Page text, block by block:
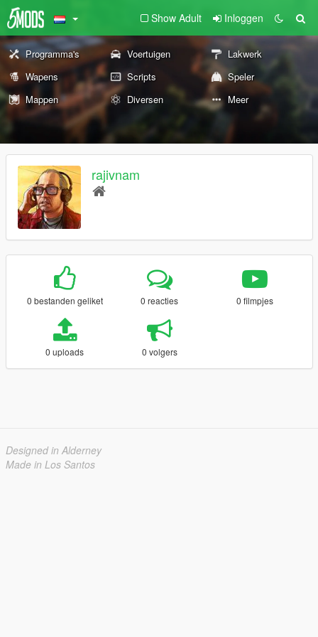
Show Adult Inloggen
Programma's Voertuigen
Lakwerk
Wapens
Scripts
Speler
Mappen
Diversen Meer
rajivnam
0 bestanden geliket 0 reacties 0 filmpjes
0 uploads 0 volgers
Designed in Alderney
Made in Los Santos